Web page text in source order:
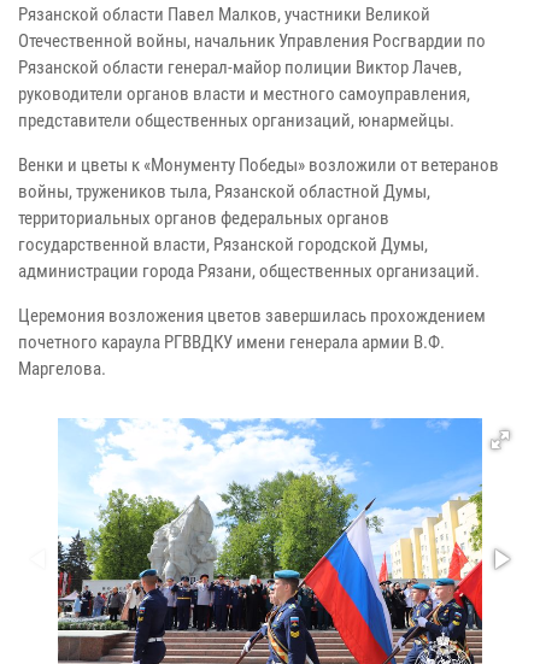
Рязанской области Павел Малков, участники Великой
Отечественной войны, начальник Управления Росгвардии по
Рязанской области генерал-майор полиции Виктор Лачев,
руководители органов власти и местного самоуправления,
представители общественных организаций, юнармейцы.
Венки и цветы к «Монументу Победы» возложили от ветеранов
войны, тружеников тыла, Рязанской областной Думы,
территориальных органов федеральных органов
государственной власти, Рязанской городской Думы,
администрации города Рязани, общественных организаций.
Церемония возложения цветов завершилась прохождением
почетного караула РГВВДКУ имени генерала армии В.Ф.
Маргелова.